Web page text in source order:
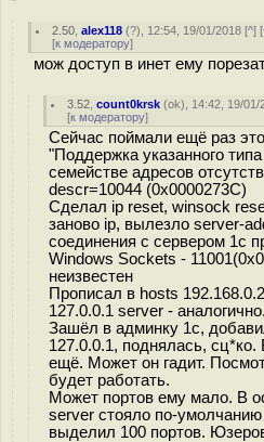
2.50 ,alex118 (?), 12:54, 19/01/2018 [^] [
[к модератору]
мож доступ в инет ему
3.52 ,count0krsk (ok), 14:42, 19/01/
[к модератору]
Сейчас поймали ещё раз
"Поддержка указанного
семействе адресов
descr=10044 (0x0000273C)
Сделал ip reset, winsock
заново ip, вылезло server-
соединения с сервером 1с
Windows Sockets -
неизвестен
Прописал в hosts
127.0.0.1 server - аналогично.
Зашёл в админку 1с,
127.0.0.1, поднялась,
ещё. Может он гадит.
будет работать.
Может портов ему мало. В
server стояло по-
выделил 100 портов.